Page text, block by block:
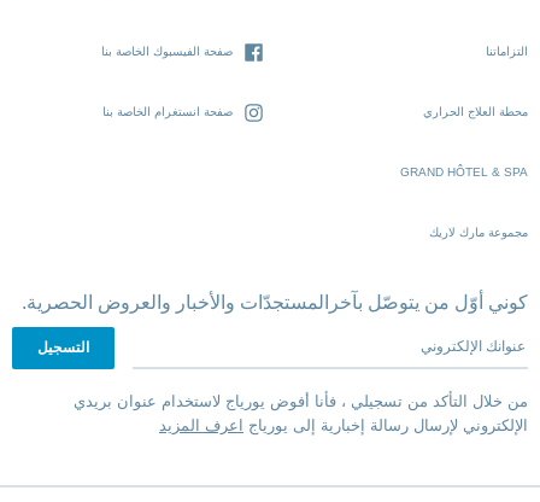
التزاماتنا
محطة العلاج الحراري
GRAND HÔTEL & SPA
مجموعة مارك لاريك
صفحة الفيسبوك الخاصة بنا
صفحة انستغرام الخاصة بنا
كوني أوّل من يتوصّل بآخرالمستجدّات والأخبار والعروض الحصرية.
عنوانك الإلكتروني
من خلال التأكد من تسجيلي ، فأنا أفوض يورياج لاستخدام عنوان بريدي
الإلكتروني لإرسال رسالة إخبارية إلى يورياج
اعرف المزيد